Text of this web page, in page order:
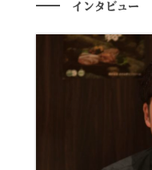
インタビュー